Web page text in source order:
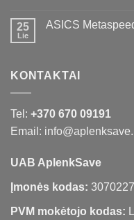
25
Lie
ASICS
KONTAKTAI
Tel: +370 670 09191
Email:
UAB AplenkSave
Įmonės kodas:
PVM mokėtojo kodas: